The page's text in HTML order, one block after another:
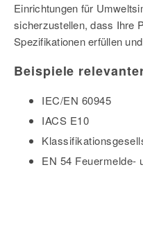
Einrichtungen für
sicherzustellen, dass Ihre
Spezifikationen erfüllen
Beispiele
IEC/EN 60945
IACS E10
EN 54 Feuermelde-